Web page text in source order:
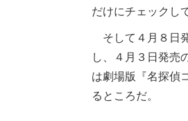
だけにチェックし
そして４月８日
し、４月３日発売
は劇場版『名探偵
るところだ。